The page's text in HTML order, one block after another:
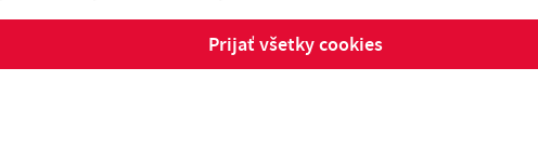
Prijať všetky cookies